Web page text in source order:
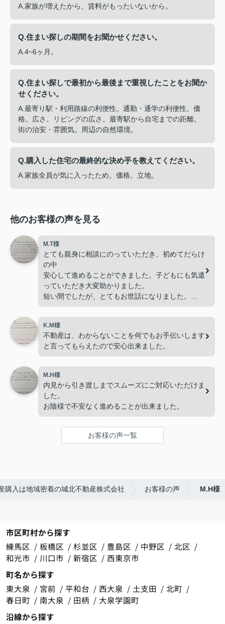
A.家族が増えたから。賃料がもったいないから。
Q.住まい探しの期間をお聞かせください。
A.4~6ヶ月。
Q.住まい探しで最初から最後まで重視したことをお聞か
せください。
A.最寄り駅・利用路線の利便性。通勤・通学の利便性。価
格。広さ。リビングの広さ。最寄駅から自宅までの距離。
街の治安・雰囲気。周辺の自然環境。
Q.購入した住宅の最終的な決め手を教えてください。
A.家族全員が気に入ったため。価格。立地。
他のお客様の声を見る
M.T様
とても親身に相談にのっていただき、初めてだらけ
の中
安心して進めることができました。子どもにも気遣
っていただき大変助かりました。
短い間でしたが、とてもお世話になりました。
ありがとうございました。
K.M様
不動産は、わからないことを何でもお手伝いします
と言ってもらえたので安心出来ました。
M.H様
内見から引き渡しまでスムーズにご対応いただけま
した。
お陰様で不安なく進めることが出来ました。
お客様の声一覧
購入は地域密着の城北不動産株式会社 お客様の声 M.H様
市区町村から探す
練馬区
板橋区 杉並区 豊島区 中野区
北区
和光市
川口市 新宿区
西東京市
町名から探す
東大泉
宮前 平和台 西大泉 土支田
北町
春日町
南大泉 田柄
大泉学園町
沿線から探す